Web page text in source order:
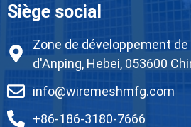
Siège social
Zone de développement
d'Anping, Hebei, 053600
info@wiremeshmfg.com
+86-186-3180-7666